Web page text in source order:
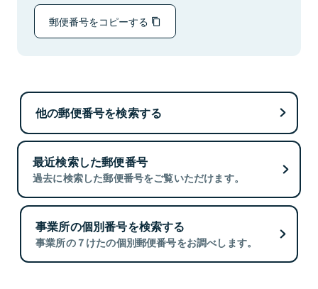
郵便番号をコピーする
他の郵便番号を検索する
最近検索した郵便番号
過去に検索した郵便番号をご覧いただけます。
事業所の個別番号を検索する
事業所の７けたの個別郵便番号をお調べします。